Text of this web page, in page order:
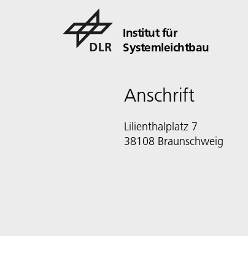
Institut für
Systemleichtbau
Anschrift
Lilienthalplatz 7
38108 Braunschweig